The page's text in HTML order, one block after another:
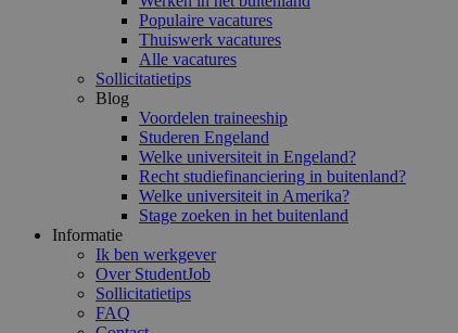
Populaire vacatures
Thuiswerk vacatures
Alle vacatures
Sollicitatietips
Blog
Voordelen traineeship
Studeren Engeland
Welke universiteit in Engeland?
Recht studiefinanciering in buitenland?
Welke universiteit in Amerika?
Stage zoeken in het buitenland
Informatie
Ik ben werkgever
Over StudentJob
Sollicitatietips
FAQ